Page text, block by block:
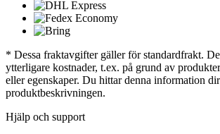
* Dessa fraktavgifter gäller för standardfrakt.
ytterligare kostnader, t.ex. på grund av
eller egenskaper. Du hittar denna information
produktbeskrivningen.
Hjälp och support